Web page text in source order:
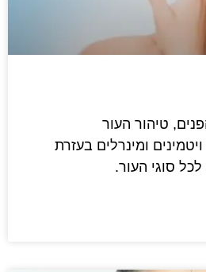
טיהור העור
ומינרלים בעזרת
סוגי העור.